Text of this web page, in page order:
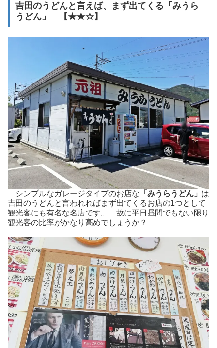
吉田のうどんと言えば、まず出てくる「みうら
うどん」 【★★☆】
シンプルなガレージタイプのお店な 「みうらうどん」 は
吉田のうどんと言われればまず出てくるお店の1つとして
観光客にも有名な名店です。 故に平日昼間でもない限り
観光客の比率がかなり高めでしょうか？